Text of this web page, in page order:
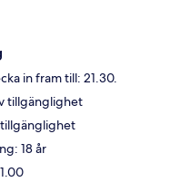
in fram till: 21.30.
tillgänglighet
tillgänglighet
18 år